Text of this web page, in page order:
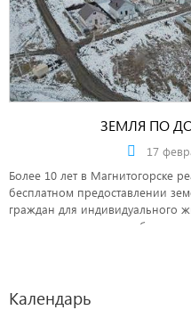
ЗЕМЛЯ ПО
17
Более 10 лет в Магнитогорске
бесплатном предоставлении
граждан для индивидуального
ведения личного подсобного
Календарь